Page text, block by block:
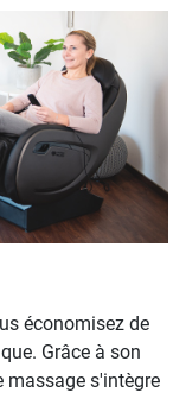
économisez de
Grâce à son
massage s'intègre